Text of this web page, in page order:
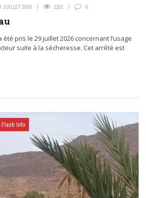
JUILLET 2026 1102 0
pris le 29 juillet 2026 concernant l’usage
suite à la sécheresse. Cet arrêté est
Flash Info